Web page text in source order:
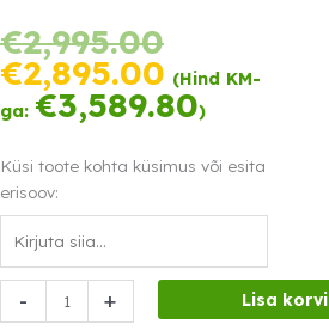
€2,995.00Algne
hind
oli:
€2,995.00.
€2,895.00 Praegune
hind
on:
€2,895.00.
(Hind KM-
ga: €3,589.80)
Küsi toote kohta küsimus või esita
erisoov:
-
7x15m
+ Lisa korvi